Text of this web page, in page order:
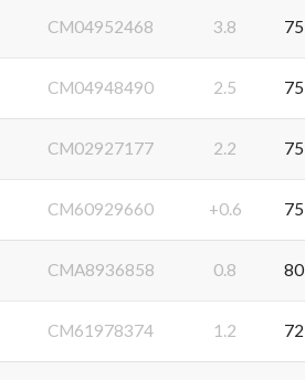
CM04952468 3.8 75
CM04948490 2.5 75
CM02927177 2.2 75
CM60929660 +0.6 75
CMA8936858 0.8 80
CM61978374 1.2 72